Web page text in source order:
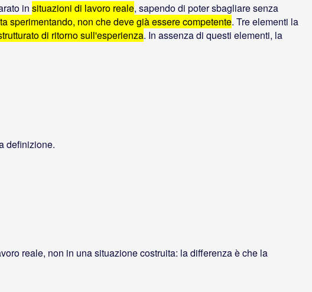
in situazioni di lavoro reale, sapendo di poter sbagliare senza
sperimentando, non che deve già essere competente. Tre elementi la
di ritorno sull'esperienza. In assenza di questi elementi, la
definizione.
reale, non in una situazione costruita: la differenza è che la